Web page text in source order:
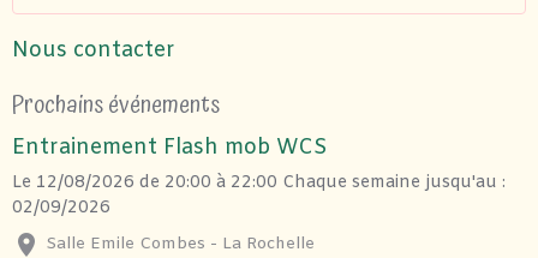
Nous contacter
Prochains événements
Entrainement Flash mob WCS
Le 12/08/2026 de 20:00 à 22:00 Chaque semaine jusqu'au :
02/09/2026
Salle Emile Combes - La Rochelle